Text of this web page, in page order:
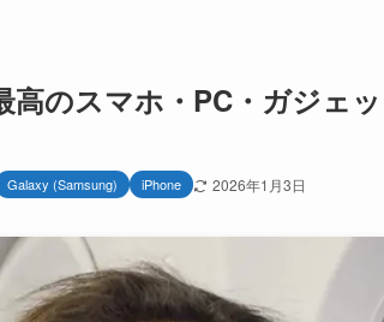
高のスマホ・PC・ガジェッ
Galaxy (Samsung) iPhone 2026年1月3日